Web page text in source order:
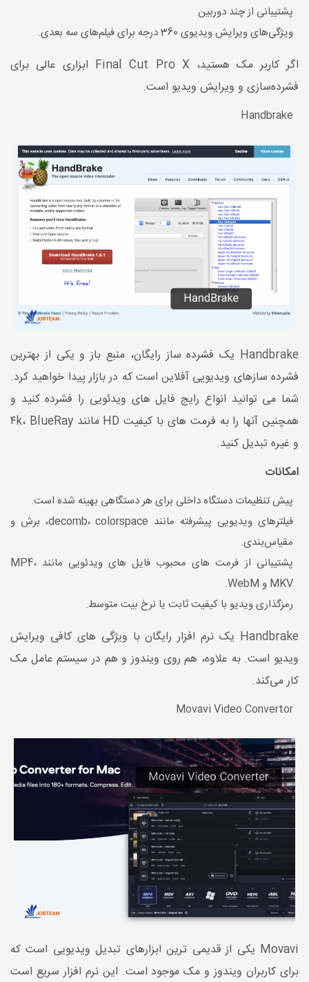
پشتیبانی از چند دوربین
ویژگی‌های ویرایش ویدیوی 360 درجه برای فیلم‌های سه بعدی.
اگر کاربر مک هستید، Final Cut Pro X ابزاری عالی برای
فشرده‌سازی و ویرایش ویدیو است.
Handbrake
Handbrake یک فشرده ساز رایگان، منبع باز و یکی از بهترین
فشرده سازهای ویدیویی آفلاین است که در بازار پیدا خواهید کرد.
شما می توانید انواع رایج فایل های ویدئویی را فشرده کنید و
همچنین آنها را به فرمت های با کیفیت HD مانند ۴k، BlueRay
و غیره تبدیل کنید.
امکانات
پیش تنظیمات دستگاه داخلی برای هر دستگاهی بهینه شده است.
فیلترهای ویدیویی پیشرفته مانند decomb، colorspace، برش و
مقیاس‌بندی.
پشتیبانی از فرمت های محبوب فایل های ویدئویی مانند MP4،
MKV و WebM.
رمزگذاری ویدیو با کیفیت ثابت یا نرخ بیت متوسط.
Handbrake یک نرم افزار رایگان با ویژگی های کافی ویرایش
ویدیو است. به علاوه، هم روی ویندوز و هم در سیستم عامل مک
کار می‌کند.
Movavi Video Convertor
Movavi یکی از قدیمی ترین ابزارهای تبدیل ویدیویی است که
برای کاربران ویندوز و مک موجود است. این نرم افزار سریع است